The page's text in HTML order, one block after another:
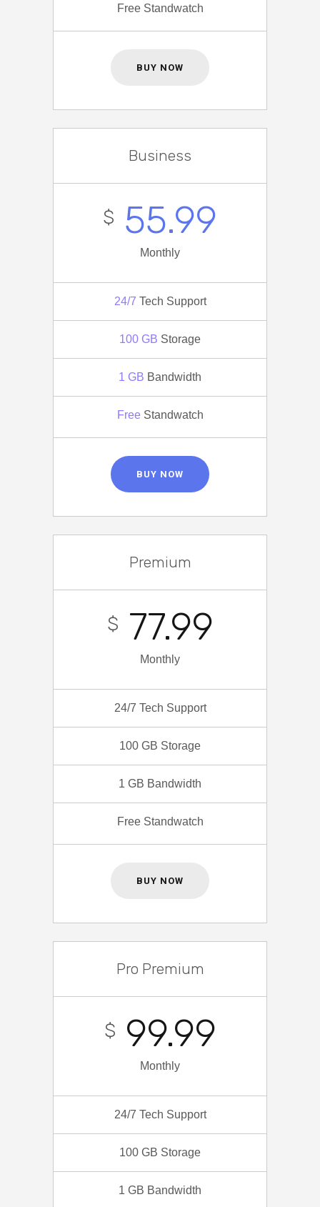
Free Standwatch
BUY NOW
Business
$ 55.99
Monthly
24/7 Tech Support
100 GB Storage
1 GB Bandwidth
Free Standwatch
BUY NOW
Premium
$ 77.99
Monthly
24/7 Tech Support
100 GB Storage
1 GB Bandwidth
Free Standwatch
BUY NOW
Pro Premium
$ 99.99
Monthly
24/7 Tech Support
100 GB Storage
1 GB Bandwidth